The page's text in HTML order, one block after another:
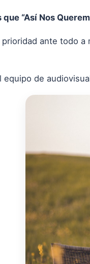
“Así Nos
ante todo
equipo de